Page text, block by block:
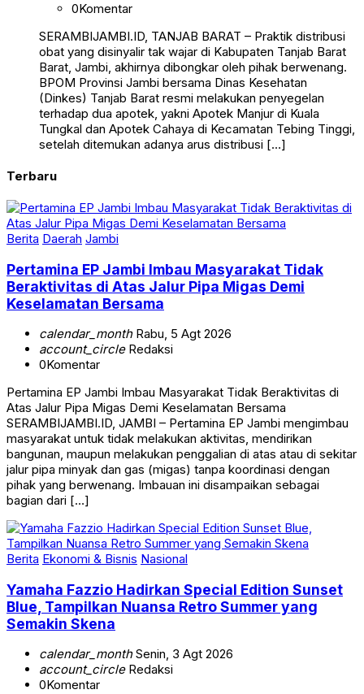
0Komentar
SERAMBIJAMBI.ID, TANJAB BARAT – Praktik distribusi
obat yang disinyalir tak wajar di Kabupaten Tanjab Barat
Barat, Jambi, akhirnya dibongkar oleh pihak berwenang.
BPOM Provinsi Jambi bersama Dinas Kesehatan
(Dinkes) Tanjab Barat resmi melakukan penyegelan
terhadap dua apotek, yakni Apotek Manjur di Kuala
Tungkal dan Apotek Cahaya di Kecamatan Tebing Tinggi,
setelah ditemukan adanya arus distribusi […]
Terbaru
Berita Daerah Jambi
Pertamina EP Jambi Imbau Masyarakat Tidak
Beraktivitas di Atas Jalur Pipa Migas Demi
Keselamatan Bersama
calendar_monthRabu, 5 Agt 2026
account_circleRedaksi
0Komentar
Pertamina EP Jambi Imbau Masyarakat Tidak Beraktivitas di
Atas Jalur Pipa Migas Demi Keselamatan Bersama
SERAMBIJAMBI.ID, JAMBI – Pertamina EP Jambi mengimbau
masyarakat untuk tidak melakukan aktivitas, mendirikan
bangunan, maupun melakukan penggalian di atas atau di sekitar
jalur pipa minyak dan gas (migas) tanpa koordinasi dengan
pihak yang berwenang. Imbauan ini disampaikan sebagai
bagian dari […]
Berita Ekonomi & Bisnis Nasional
Yamaha Fazzio Hadirkan Special Edition Sunset
Blue, Tampilkan Nuansa Retro Summer yang
Semakin Skena
calendar_monthSenin, 3 Agt 2026
account_circleRedaksi
0Komentar